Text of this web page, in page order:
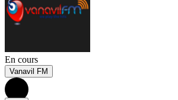
En cours
Vanavil FM